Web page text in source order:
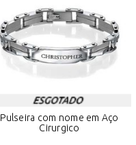
Pulseira com nome em Aço
Cirurgico